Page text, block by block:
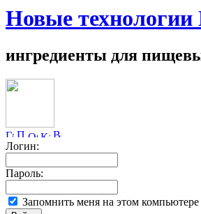
Новые
ингредиенты для
Логин:
Пароль:
Запомнить меня на этом компьютере